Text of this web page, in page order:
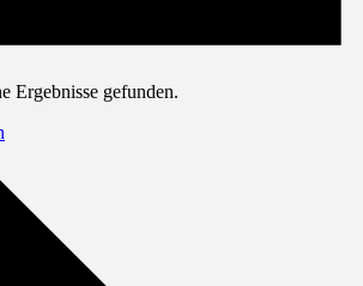
Ergebnisse gefunden.